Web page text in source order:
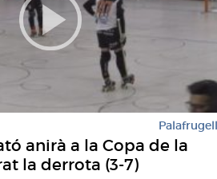
Palafrugell
anirà a la Copa de la
la derrota (3-7)